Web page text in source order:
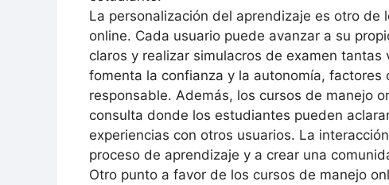
La personalización del aprendizaje es otro
online. Cada usuario puede avanzar a su
claros y realizar simulacros de examen
fomenta la confianza y la autonomía,
responsable. Además, los cursos de manejo
consulta donde los estudiantes pueden
experiencias con otros usuarios. La
proceso de aprendizaje y a crear una
Otro punto a favor de los cursos de manejo